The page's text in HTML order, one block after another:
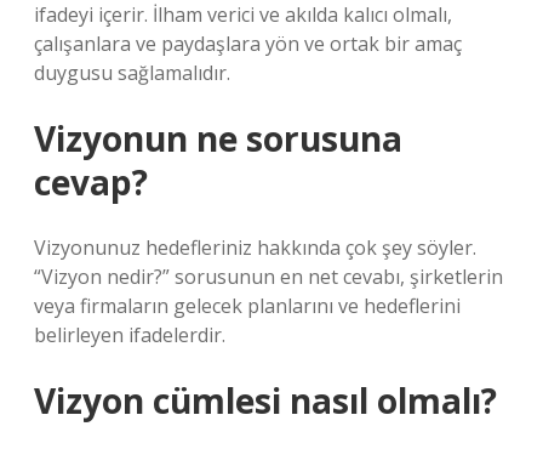
ifadeyi içerir. İlham verici ve akılda kalıcı olmalı,
çalışanlara ve paydaşlara yön ve ortak bir amaç
duygusu sağlamalıdır.
Vizyonun ne sorusuna
cevap?
Vizyonunuz hedefleriniz hakkında çok şey söyler.
“Vizyon nedir?” sorusunun en net cevabı, şirketlerin
veya firmaların gelecek planlarını ve hedeflerini
belirleyen ifadelerdir.
Vizyon cümlesi nasıl olmalı?